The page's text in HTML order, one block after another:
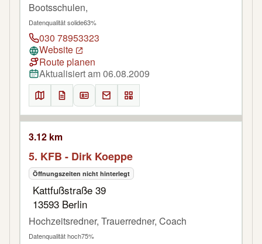
Bootsschulen,
Datenqualität solide63%
030 78953323
Website
Route planen
Aktualisiert am 06.08.2009
3.12 km
5. KFB - Dirk Koeppe
Öffnungszeiten nicht hinterlegt
Kattfußstraße 39
13593 Berlin
Hochzeitsredner, Trauerredner, Coach
Datenqualität hoch75%